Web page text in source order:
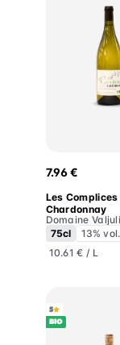
Les
7.96 €
Les Complices
Chardonnay
Domaine
75cl
13% vol.
10.61 € / L
5
BIO